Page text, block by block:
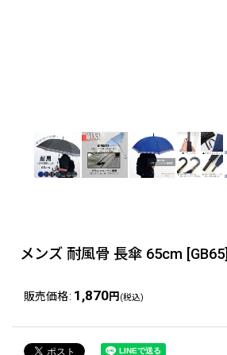
メンズ 耐風骨 長傘 65cm [GB65]
販売価格: 1,870円 (税込)